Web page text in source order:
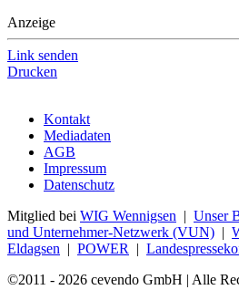
Anzeige
Link senden
Drucken
Kontakt
Mediadaten
AGB
Impressum
Datenschutz
Mitglied bei WIG Wennigsen | Unser
und Unternehmer-Netzwerk (VUN) |
Eldagsen | POWER |
©2011 - 2026 cevendo GmbH | Alle